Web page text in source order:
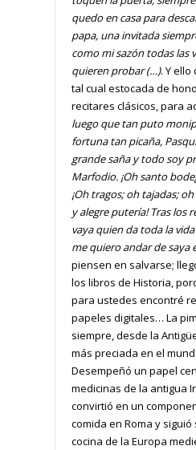
quedo en casa para
papa, una invitada
como mi sazón todas las
quieren probar (…). Y
tal cual estocada de
recitares clásicos, para
luego que tan puto
fortuna tan picaña,
grande saña y todo soy
Marfodio. ¡Oh santo
¡Oh tragos; oh tajadas;
y alegre putería! Tras los
vaya quien da toda la
me quiero andar de saya
piensen en salvarse;
los libros de Historia,
para ustedes encontré
papeles digitales… La
siempre, desde la
más preciada en el
Desempeñó un papel
medicinas de la antigua
convirtió en un
comida en Roma y
cocina de la Europa